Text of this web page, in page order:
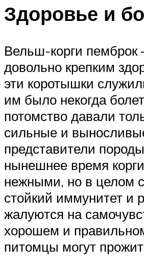
Здоровье и
Вельш-корги пемброк
довольно крепким
эти коротышки
им было некогда
потомство давали
сильные и
представители
нынешнее время
нежными, но в целом
стойкий иммунитет и
жалуются на
хорошем и
питомцы могут